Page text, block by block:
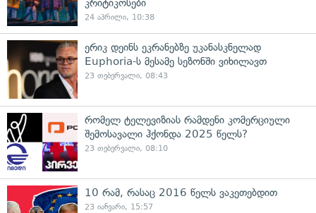
კრიტიკოსები
24 აპრილი, 10:38
ერიკ დეინს ეკრანებზე უკანასკნელად
Euphoria-ს მესამე სეზონში ვიხილავთ
23 თებერვალი, 08:43
რომელ ტელევიზიას რამდენი კომერციული
შემოსავალი ჰქონდა 2025 წელს?
23 თებერვალი, 08:10
10 რამ, რასაც 2016 წელს ვაკეთებდით
23 იანვარი, 15:57